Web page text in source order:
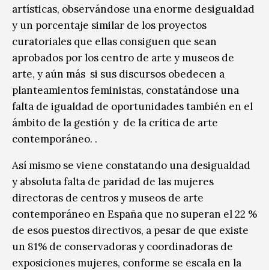
artísticas, observándose una enorme desigualdad
y un porcentaje similar de los proyectos
curatoriales que ellas consiguen que sean
aprobados por los centro de arte y museos de
arte, y aún más si sus discursos obedecen a
planteamientos feministas, constatándose una
falta de igualdad de oportunidades también en el
ámbito de la gestión y de la crítica de arte
contemporáneo. .
Así mismo se viene constatando una desigualdad
y absoluta falta de paridad de las mujeres
directoras de centros y museos de arte
contemporáneo en España que no superan el 22 %
de esos puestos directivos, a pesar de que existe
un 81% de conservadoras y coordinadoras de
exposiciones mujeres, conforme se escala en la